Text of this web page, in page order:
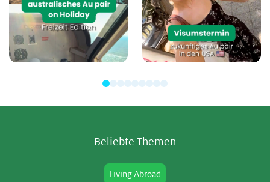
Be­lieb­te The­men
Living Abroad